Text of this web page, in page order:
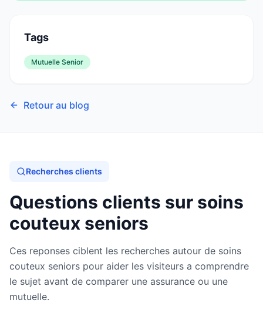
Tags
Mutuelle Senior
Retour au blog
Recherches clients
Questions clients sur soins
couteux seniors
Ces reponses ciblent les recherches autour de soins
couteux seniors pour aider les visiteurs a comprendre
le sujet avant de comparer une assurance ou une
mutuelle.